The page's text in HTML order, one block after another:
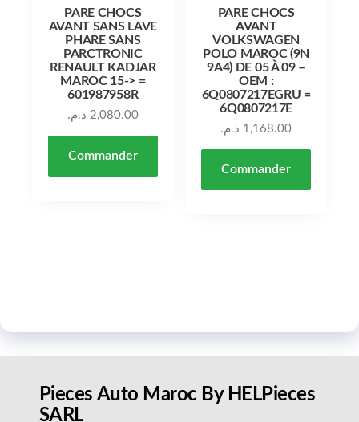
PARE CHOCS
AVANT SANS LAVE
PHARE SANS
PARCTRONIC
RENAULT KADJAR
MAROC 15-> =
601987958R
2,080.00 د.م.
Commander
PARE CHOCS
AVANT
VOLKSWAGEN
POLO MAROC (9N
9A4) DE 05 À 09 –
OEM :
6Q0807217EGRU =
6Q0807217E
1,168.00 د.م.
Commander
Pieces Auto Maroc By HELPieces
SARL